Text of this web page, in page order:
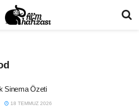
Sinema Özeti
18 TEMMUZ 2026